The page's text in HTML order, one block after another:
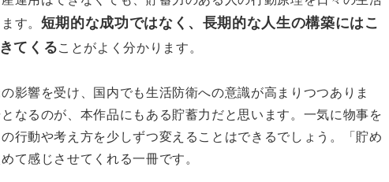
す。 短期的な成功ではなく、長期的な人生の構築にはこ
てくることがよく分かります。
影響を受け、国内でも生活防衛への意識が高まりつつありま
なるのが、本作品にもある貯蓄力だと思います。一気に物事を
行動や考え方を少しずつ変えることはできるでしょう。「貯め
て感じさせてくれる一冊です。